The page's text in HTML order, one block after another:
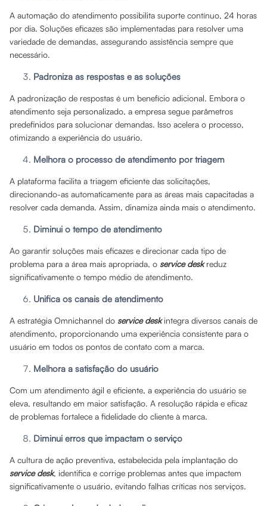
A automação do atendimento possibilita suporte contínuo, 24 horas
por dia. Soluções eficazes são implementadas para resolver uma
variedade de demandas, assegurando assistência sempre que
necessário.
Padroniza as respostas e as soluções
A padronização de respostas é um benefício adicional. Embora o
atendimento seja personalizado, a empresa segue parâmetros
predefinidos para solucionar demandas. Isso acelera o processo,
otimizando a experiência do usuário.
Melhora o processo de atendimento por triagem
A plataforma facilita a triagem eficiente das solicitações,
direcionando-as automaticamente para as áreas mais capacitadas a
resolver cada demanda. Assim, dinamiza ainda mais o atendimento.
Diminui o tempo de atendimento
Ao garantir soluções mais eficazes e direcionar cada tipo de
problema para a área mais apropriada, o service deskreduz
significativamente o tempo médio de atendimento.
Unifica os canais de atendimento
A estratégia Omnichannel do service deskintegra diversos canais de
atendimento, proporcionando uma experiência consistente para o
usuário em todos os pontos de contato com a marca.
Melhora a satisfação do usuário
Com um atendimento ágil e eficiente, a experiência do usuário se
eleva, resultando em maior satisfação. A resolução rápida e eficaz
de problemas fortalece a fidelidade do cliente à marca.
Diminui erros que impactam o serviço
A cultura de ação preventiva, estabelecida pela implantação do
service desk, identifica e corrige problemas antes que impactem
significativamente o usuário, evitando falhas críticas nos serviços.